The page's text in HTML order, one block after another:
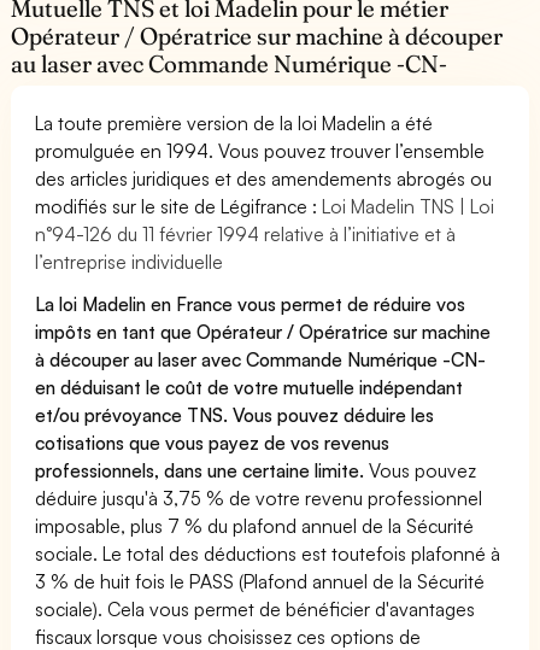
Mutuelle TNS et loi Madelin pour le métier
Opérateur / Opératrice sur machine à découper
au laser avec Commande Numérique -CN-
La toute première version de la loi Madelin a été
promulguée en 1994. Vous pouvez trouver l’ensemble
des articles juridiques et des amendements abrogés ou
modifiés sur le site de Légifrance :Loi Madelin TNS | Loi
n°94-126 du 11 février 1994 relative à l’initiative et à
l’entreprise individuelle
La loi Madelin en France vous permet de réduire vos
impôts en tant que Opérateur / Opératrice sur machine
à découper au laser avec Commande Numérique -CN-
en déduisant le coût de votre mutuelle indépendant
et/ou prévoyance TNS. Vous pouvez déduire les
cotisations que vous payez de vos revenus
professionnels, dans une certaine limite.Vous pouvez
déduire jusqu'à 3,75 % de votre revenu professionnel
imposable, plus 7 % du plafond annuel de la Sécurité
sociale. Le total des déductions est toutefois plafonné à
3 % de huit fois le PASS (Plafond annuel de la Sécurité
sociale). Cela vous permet de bénéficier d'avantages
fiscaux lorsque vous choisissez ces options de